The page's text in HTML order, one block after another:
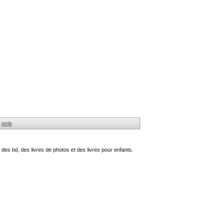
pmb
bd, des livres de photos et des livres pour enfants.